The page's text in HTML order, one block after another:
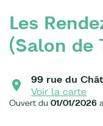
Les
(Salon de
99 rue du
Voir la carte
Ouvert du 01/01/2026